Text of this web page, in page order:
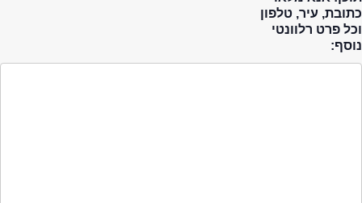
כתובת, עיר, טלפון
וכל פרט רלוונטי
נוסף: